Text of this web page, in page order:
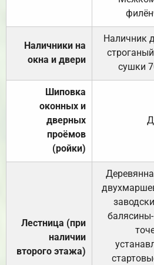
Наличники на
окна и двери
Наличник
сушки
Шиповка
оконных и
дверных
проёмов
(ройки)
Лестница (при
наличии
второго этажа)